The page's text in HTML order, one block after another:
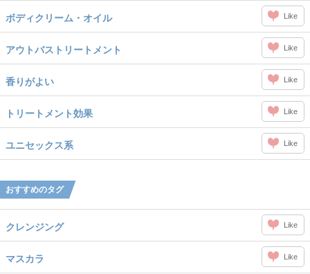
ボディクリーム・オイル Like
アウトバストリートメント Like
香りがよい Like
トリートメント効果 Like
ユニセックス系 Like
おすすめのタグ
クレンジング Like
マスカラ Like